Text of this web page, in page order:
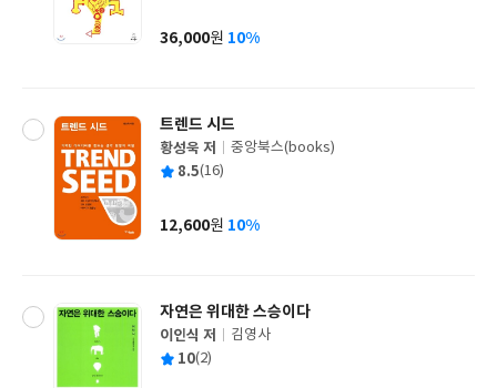
사
가
36,000원 10%
트렌드 시드
글
쓴
황성욱 저
출
사
중앙북스(books)
평 8.5(16)
가
12,600원 10%
자연은 위대한 스승이다
글
쓴
이인식 저
출
김영사
평 10(2)